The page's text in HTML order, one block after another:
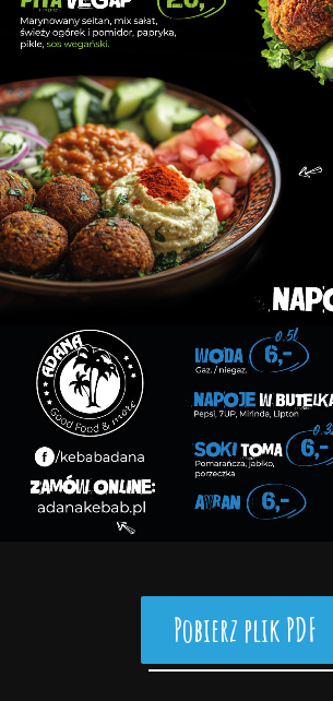
Pobierz plik PDF